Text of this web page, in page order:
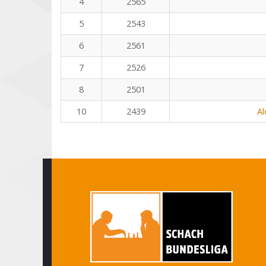
5
2543
6
2561
7
2526
8
2501
10
2439